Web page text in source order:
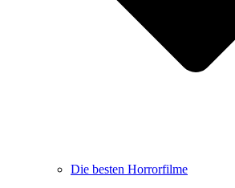
Die besten Horrorfilme